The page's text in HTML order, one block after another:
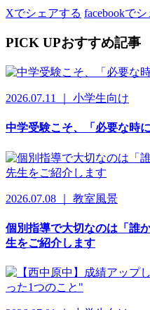
Xでシェアする facebookで
PICK UPおすすめ記事
2026.07.11 ｜ 小学生向け
中学受験こそ、「必要な時
2026.07.08 ｜ 教室風景
個別指導で大切なのは「誰
生をご紹介します